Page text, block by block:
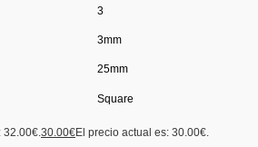
3
3mm
25mm
Square
30.00€El precio actual es: 30.00€.